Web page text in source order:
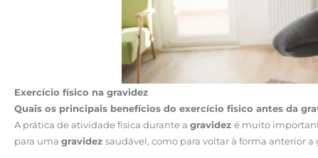
Exercício físico na gravidez
Quais os principais benefícios do exercício fisico antes da
A prática de atividade física durante a gravidez é muito
para uma gravidez saudável, como para voltar à forma anterior a